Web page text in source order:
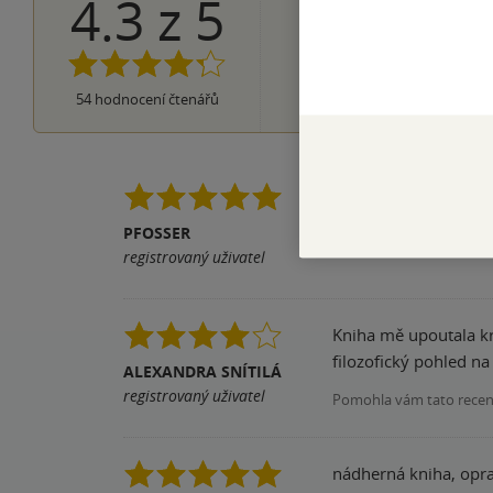
4.3 z 5
54hodnocení čtenářů
PFOSSER
registrovaný uživatel
ALEXANDRA SNÍTILÁ
registrovaný uživatel
Kniha mě upoutala
filozofický pohled na
Pomohla vám tato
nádherná kniha,